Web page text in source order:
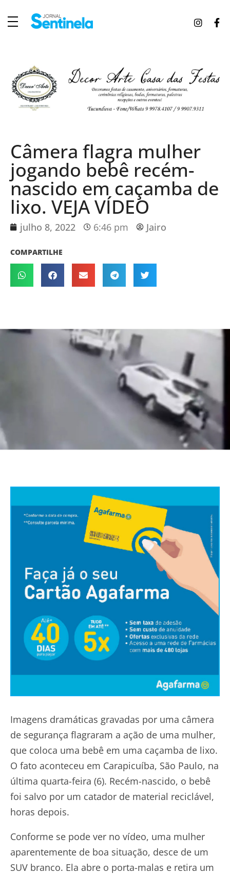
Câmera flagra mulher
jogando bebê recém-
nascido em caçamba de
lixo. VEJA VÍDEO
julho 8, 2022 6:46 pm Jairo
COMPARTILHE
Imagens dramáticas gravadas por uma câmera
de segurança flagraram a ação de uma mulher,
que coloca uma bebê em uma caçamba de lixo.
O fato aconteceu em Carapicuíba, São Paulo, na
última quarta-feira (6). Recém-nascido, o bebê
foi salvo por um catador de material reciclável,
horas depois.
Conforme se pode ver no vídeo, uma mulher
aparentemente de boa situação, desce de um
SUV branco. Ela abre o porta-malas e retira um